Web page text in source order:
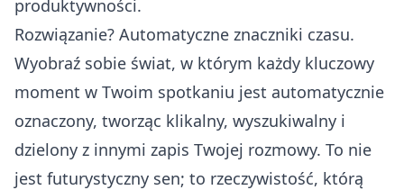
produktywności.
Rozwiązanie? Automatyczne znaczniki czasu.
Wyobraź sobie świat, w którym każdy kluczowy
moment w Twoim spotkaniu jest automatycznie
oznaczony, tworząc klikalny, wyszukiwalny i
dzielony z innymi zapis Twojej rozmowy. To nie
jest futurystyczny sen; to rzeczywistość, którą